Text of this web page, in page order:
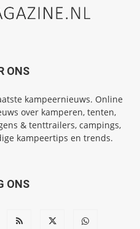
ONS
kampeernieuws. Online
over kamperen, tenten,
& tenttrailers, campings,
kampeertips en trends.
ONS